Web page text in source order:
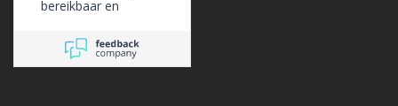
bereikbaar en
erg goed.